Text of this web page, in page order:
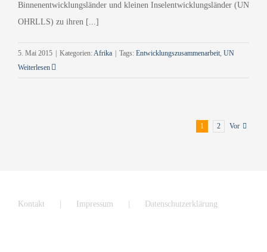
Binnenentwicklungsländer und kleinen Inselentwicklungsländer (UN
OHRLLS) zu ihren [...]
5. Mai 2015 Kategorien:Afrika Tags: Entwicklungszusammenarbeit, UN
Weiterlesen
1 2 Vor
Kontakt Impressum Datenschutzerklärung